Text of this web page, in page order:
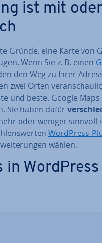
ist mit
Gründe, eine Karte von
Wenn Sie z. B. einen
den Weg zu Ihrer
zwei Orten
und beste. Google
Sie haben dafür
oder weniger sinnvoll
WordPress-
wählen.
in